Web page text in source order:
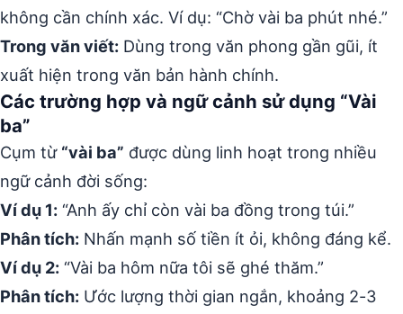
không cần chính xác. Ví dụ: “Chờ vài ba phút nhé.”
Trong văn viết: Dùng trong văn phong gần gũi, ít
xuất hiện trong văn bản hành chính.
Các trường hợp và ngữ cảnh sử dụng “Vài
ba”
Cụm từ “vài ba” được dùng linh hoạt trong nhiều
ngữ cảnh đời sống:
Ví dụ 1: “Anh ấy chỉ còn vài ba đồng trong túi.”
Phân tích: Nhấn mạnh số tiền ít ỏi, không đáng kể.
Ví dụ 2: “Vài ba hôm nữa tôi sẽ ghé thăm.”
Phân tích: Ước lượng thời gian ngắn, khoảng 2-3